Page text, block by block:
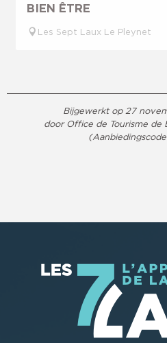
BIEN ÊTRE
Les Sept Laux Le Pleynet
Bijgewerkt op 27
door Office de Tourisme de